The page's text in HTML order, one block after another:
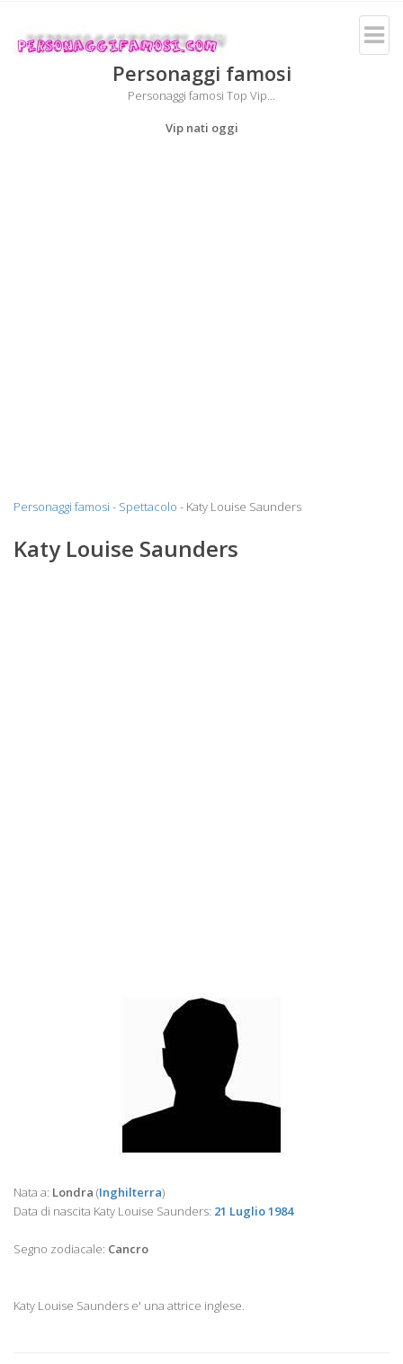
Personaggi famosi
Personaggi famosi Top Vip...
Vip nati oggi
Personaggi famosi - Spettacolo - Katy Louise Saunders
Katy Louise Saunders
Nata a: Londra (Inghilterra)
Data di nascita Katy Louise Saunders: 21 Luglio 1984
Segno zodiacale: Cancro
Katy Louise Saunders e' una attrice inglese.